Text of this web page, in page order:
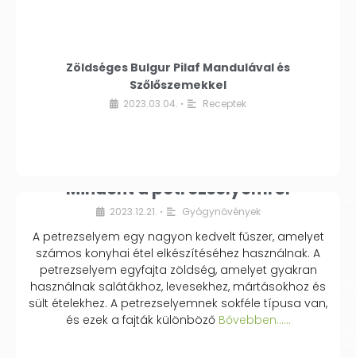
Zöldséges Bulgur Pilaf Mandulával és
Szőlőszemekkel
2023.03.04. • Receptek
Mindent a petrezselyemről
2023.12.21. • Gyógynövények
A petrezselyem egy nagyon kedvelt fűszer, amelyet
számos konyhai étel elkészítéséhez használnak. A
petrezselyem egyfajta zöldség, amelyet gyakran
használnak salátákhoz, levesekhez, mártásokhoz és
sült ételekhez. A petrezselyemnek sokféle típusa van,
és ezek a fajták különbözőBővebben...…